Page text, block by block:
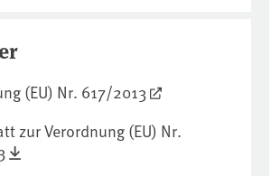
(EU) Nr. 617/2013
zur Verordnung (EU) Nr.